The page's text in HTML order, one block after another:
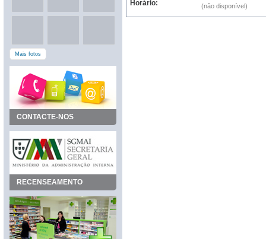
Mais fotos
CONTACTE-NOS
RECENSEAMENTO
Horário: (não disponível)